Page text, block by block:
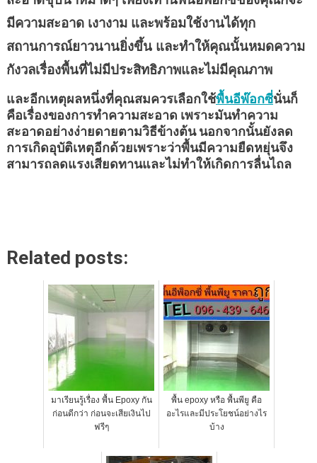
มีความสะอาด เงางาม และพร้อมใช้งานได้ทุก
สถานการณ์ยาวนานยิ่งขึ้น และทำให้คุณนั้นหมดความ
กังวลเรื่องพื้นที่ไม่มีประสิทธิภาพและไม่มีคุณภาพ
และอีกเหตุผลหนึ่งที่คุณสมควรเลือกใช้พื้นอีพ๊อกซี่นั่นก็
คือเรื่องของการทำความสะอาด เพราะมันทำความ
สะอาดอย่างง่ายดายตามวิธีข้างต้น นอกจากนั้นยังลด
การเกิดอุบัติเหตุอีกด้วยเพราะว่าพื้นมีความยืดหยุ่นจึง
สามารถลดแรงเสียดทานและไม่ทำให้เกิดการลื่นไถล
Related posts:
มาเรียนรู้เรื่อง พื้น Epoxy กัน
ก่อนดีกว่า ก่อนจะเสียเงินไป
ฟรีๆ
พื้น epoxy หรือ พื้นพียู คือ
อะไรและมีประโยชน์อย่างไร
บ้าง